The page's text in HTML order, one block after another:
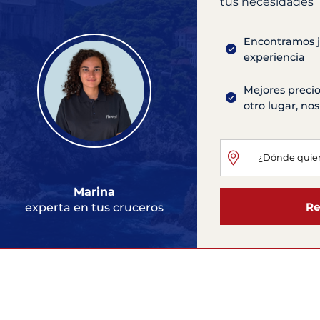
Marina
experta en tus cruceros
Encontramos
experiencia
Mejores
otro lugar,